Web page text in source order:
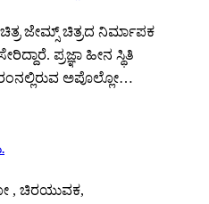
ಜೇಮ್ಸ್ ಚಿತ್ರದ ನಿರ್ಮಾಪಕ
ಪ್ರಜ್ಞಾ ಹೀನ ಸ್ಥಿತಿ
ಅಪೊಲ್ಲೋ…
, ಚಿರಯುವಕ,